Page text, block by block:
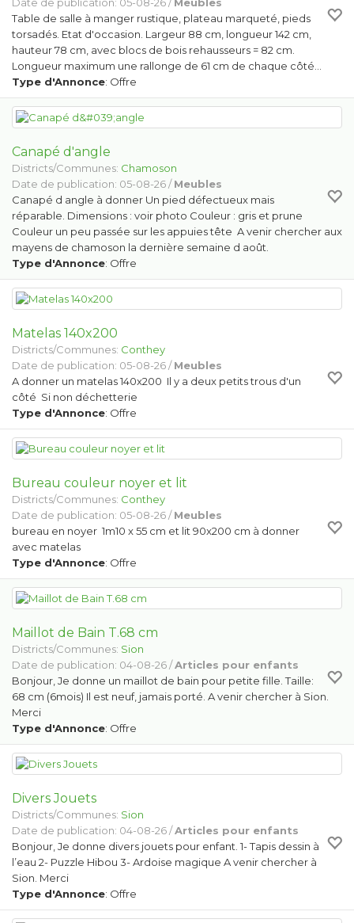
Table de salle à manger rustique, plateau marqueté, pieds
torsadés. Etat d'occasion. Largeur 88 cm, longueur 142 cm,
hauteur 78 cm, avec blocs de bois rehausseurs = 82 cm.
Longueur maximum une rallonge de 61 cm de chaque côté…
Type d'Annonce: Offre
Canapé d'angle
Districts/Communes: Chamoson
Date de publication: 05-08-26 /Meubles
Canapé d angle à donner Un pied défectueux mais
réparable. Dimensions : voir photo Couleur : gris et prune
Couleur un peu passée sur les appuies tête A venir chercher aux
mayens de chamoson la dernière semaine d août.
Type d'Annonce: Offre
Matelas 140x200
Districts/Communes: Conthey
Date de publication: 05-08-26 /Meubles
A donner un matelas 140x200 Il y a deux petits trous d'un
côté Si non déchetterie
Type d'Annonce: Offre
Bureau couleur noyer et lit
Districts/Communes: Conthey
Date de publication: 05-08-26 /Meubles
bureau en noyer 1m10 x 55 cm et lit 90x200 cm à donner
avec matelas
Type d'Annonce: Offre
Maillot de Bain T.68 cm
Districts/Communes: Sion
Date de publication: 04-08-26 /Articles pour enfants
Bonjour, Je donne un maillot de bain pour petite fille. Taille:
68 cm (6mois) Il est neuf, jamais porté. A venir chercher à Sion.
Merci
Type d'Annonce: Offre
Divers Jouets
Districts/Communes: Sion
Date de publication: 04-08-26 /Articles pour enfants
Bonjour, Je donne divers jouets pour enfant. 1- Tapis dessin à
l’eau 2- Puzzle Hibou 3- Ardoise magique A venir chercher à
Sion. Merci
Type d'Annonce: Offre